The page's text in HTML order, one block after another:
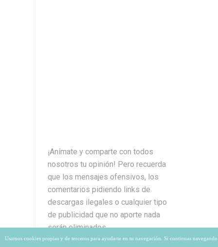
¡Anímate y comparte con todos
nosotros tu opinión! Pero recuerda
que los mensajes ofensivos, los
comentarios pidiendo links de
descargas ilegales o cualquier tipo
de publicidad que no aporte nada
serán eliminados.
Usamos cookies propias y de terceros para ayudarte en tu navegación. Si continuas navegando